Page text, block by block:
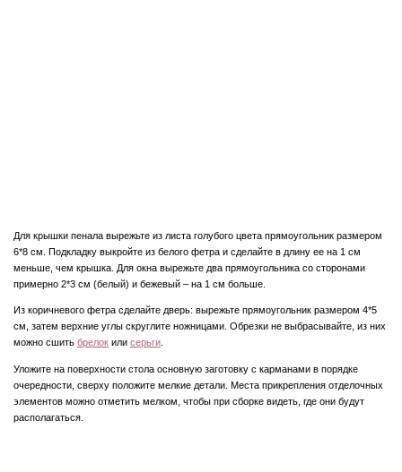
Для крышки пенала вырежьте из листа голубого цвета прямоугольник размером
6*8 см. Подкладку выкройте из белого фетра и сделайте в длину ее на 1 см
меньше, чем крышка. Для окна вырежьте два прямоугольника со сторонами
примерно 2*3 см (белый) и бежевый – на 1 см больше.
Из коричневого фетра сделайте дверь: вырежьте прямоугольник размером 4*5
см, затем верхние углы скруглите ножницами. Обрезки не выбрасывайте, из них
можно сшить брелок или серьги
Уложите на поверхности стола основную заготовку с карманами в порядке
очередности, сверху положите мелкие детали. Места прикрепления отделочных
элементов можно отметить мелком, чтобы при сборке видеть, где они будут
располагаться.